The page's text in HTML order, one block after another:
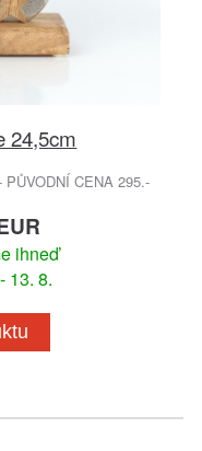
24,5cm
CENA 295.-
ihneď
13. 8.